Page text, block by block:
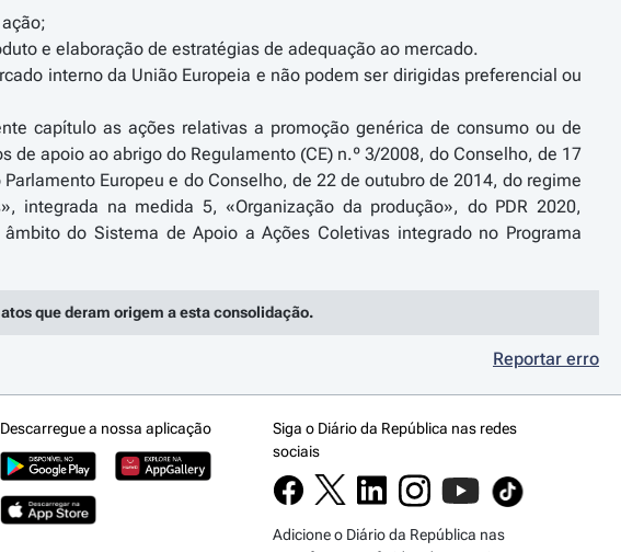
e elaboração de estratégias de adequação ao mercado.
interno da União Europeia e não podem ser dirigidas preferencial ou
capítulo as ações relativas a promoção genérica de consumo ou de
apoio ao abrigo do Regulamento (CE) n.º 3/2008, do Conselho, de 17
Europeu e do Conselho, de 22 de outubro de 2014, do regime
integrada na medida 5, «Organização da produção», do PDR 2020,
do Sistema de Apoio a Ações Coletivas integrado no Programa
que deram origem a esta consolidação.
Reportar erro
Descarregue a nossa aplicação
Siga o Diário da República nas redes
sociais
Adicione o Diário da República nas